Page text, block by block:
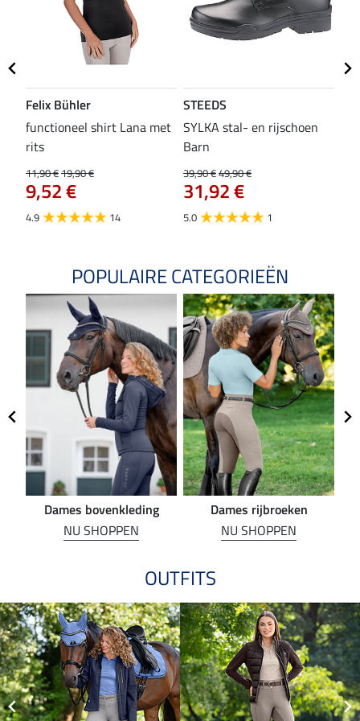
Felix Bühler
functioneel shirt Lana met
rits
11,90 €19,90 €
9,52 €
4.9 14
STEEDS
SYLKA stal- en rijschoen
Barn
39,90 €49,90 €
31,92 €
5.0 1
POPULAIRE CATEGORIEËN
Dames bovenkleding
NU SHOPPEN
Dames rijbroeken
NU SHOPPEN
OUTFITS